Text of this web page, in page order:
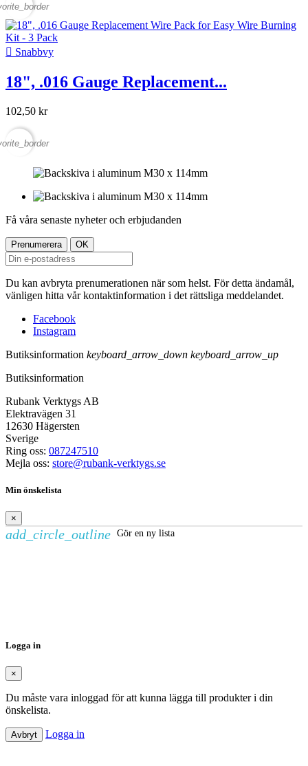
 Snabbvy
18", .016 Gauge Replacement...
102,50 kr
Få våra senaste nyheter och erbjudanden
Du kan avbryta prenumerationen när som helst. För detta ändamål,
vänligen hitta vår kontaktinformation i det rättsliga meddelandet.
Facebook
Instagram
Butiksinformation keyboard_arrow_down keyboard_arrow_up
Butiksinformation
Rubank Verktygs AB
Elektravägen 31
12630 Hägersten
Sverige
Ring oss: 087247510
Mejla oss: store@rubank-verktygs.se
Min önskelista
×
add_circle_outline Gör en ny lista
Logga in
×
Du måste vara inloggad för att kunna lägga till produkter i din
önskelista.
Avbryt Logga in